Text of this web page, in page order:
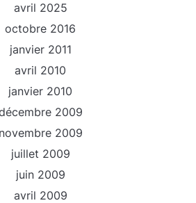
avril 2025
octobre 2016
janvier 2011
avril 2010
janvier 2010
2009
novembre 2009
juillet 2009
juin 2009
avril 2009